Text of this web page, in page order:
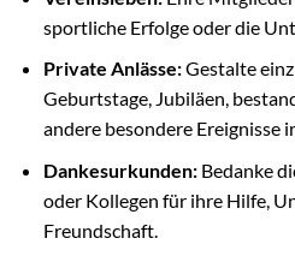
sportliche Erfolge oder die
Private Anlässe:Gestalte
Geburtstage, Jubiläen,
andere besondere Ereignisse
Dankesurkunden:Bedanke
oder Kollegen für ihre Hilfe,
Freundschaft.